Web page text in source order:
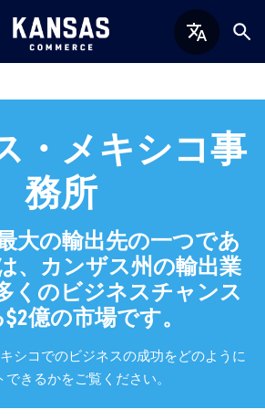
・メキシコ事
務所
大の輸出先の一つであ
、カンザス州の輸出業
くのビジネスチャンス
億の市場です。
シコでのビジネスの成功をどのように
できるかをご覧ください。